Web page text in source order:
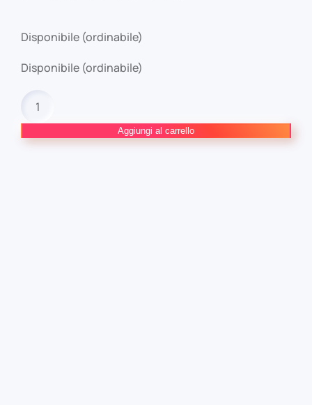
Disponibile (ordinabile)
Disponibile (ordinabile)
SLAYER
KIMETSU
Aggiungi al carrello